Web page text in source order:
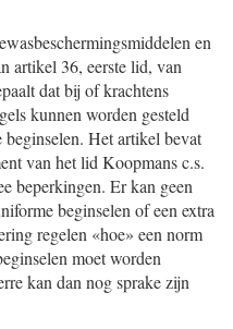
en
artikel 36, eerste lid, van
dat bij of krachtens
kunnen worden gesteld
beginselen. Het artikel bevat
van het lid Koopmans c.s.
beperkingen. Er kan geen
beginselen of een extra
regelen «hoe» een norm
moet worden
kan dan nog sprake zijn